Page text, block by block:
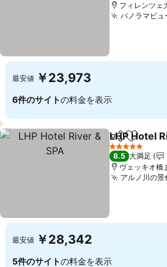
フィレンツェ
パノラマビュ
最安値 ￥23,973
6件のサイトの料金を表示
シェアお気に
LHP Hotel
5 ホテルのランク
8.5 大満足
ヴェッキオ橋
アルノ川の景
最安値 ￥28,342
5件のサイトの料金を表示